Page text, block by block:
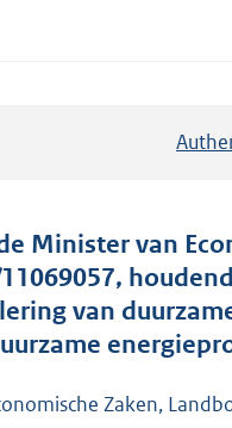
Minister van
11069057,
van
Zaken,